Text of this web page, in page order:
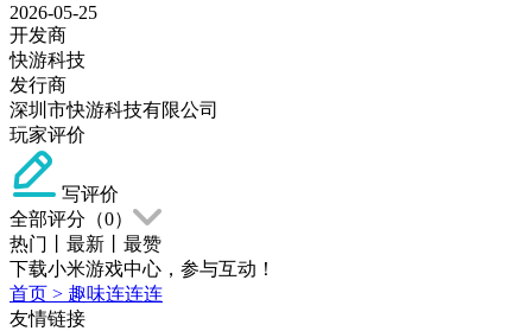
2026-05-25
开发商
快游科技
发行商
深圳市快游科技有限公司
玩家评价
写评价
全部评分（0）
热门
最新
最赞
下载小米游戏中心，参与互动！
首页 > 趣味连连连
友情链接